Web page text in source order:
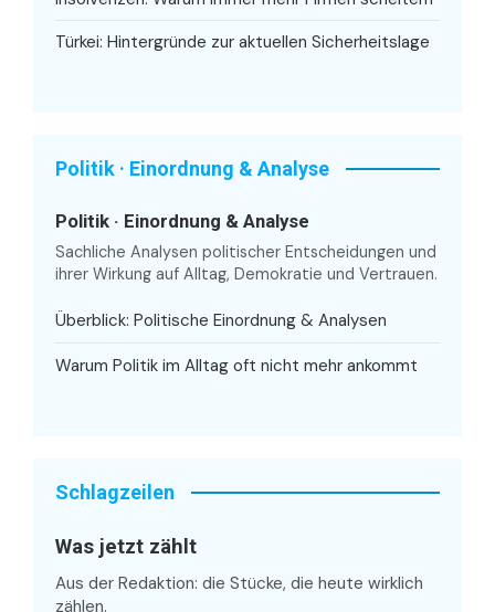
Türkei: Hintergründe zur aktuellen Sicherheitslage
Politik · Einordnung & Analyse
Politik · Einordnung & Analyse
Sachliche Analysen politischer Entscheidungen und
ihrer Wirkung auf Alltag, Demokratie und Vertrauen.
Überblick: Politische Einordnung & Analysen
Warum Politik im Alltag oft nicht mehr ankommt
Schlagzeilen
Was jetzt zählt
Aus der Redaktion: die Stücke, die heute wirklich
zählen.